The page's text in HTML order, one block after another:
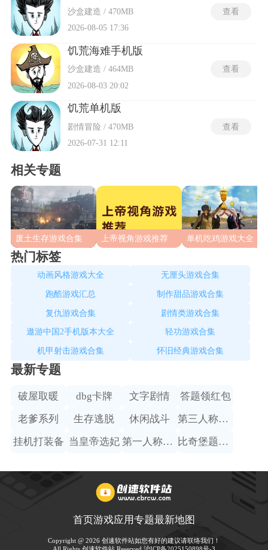
沙盒建造 / 470MB
2026-08-05 17:36
查看
饥荒海难手机版
沙盒建造 / 464MB
2026-08-03 20:02
查看
饥荒单机版
剧情冒险 / 470MB
2026-07-31 12:11
查看
相关专题
废土生存游戏合集 上帝视角游戏推荐 单机吃鸡游戏大全
热门标签
动画风格游戏大全
无厘头游戏合集
跑酷游戏汇总
制作甜品游戏合集
复仇游戏合集
剧情类游戏合集
遨游中国2手机版本大全
轻功游戏合集
机甲射击游戏合集
怀旧经典游戏合集
最新专题
破屋取暖 dbg卡牌 文字剧情 答题领红包
老爹系列 生存逃脱 休闲战斗 第三人称赛车
挂机打装备 当皇帝选妃 第一人称射击 比奇堡题材手游
首页游戏应用专题最新地图
Copyright @ 2026 创速软件站如您有好的建议请联络我们！